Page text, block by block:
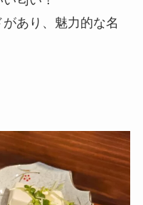
あり、魅力的な名